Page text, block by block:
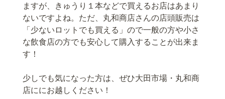
ますが、きゅうり１本などで買えるお店はあまり
ないですよね。ただ、丸和商店さんの店頭販売は
「少ないロットでも買える」ので一般の方や小さ
な飲食店の方でも安心して購入することが出来ま
す！
少しでも気になった方は、ぜひ大田市場・丸和商
店ににお越しください！